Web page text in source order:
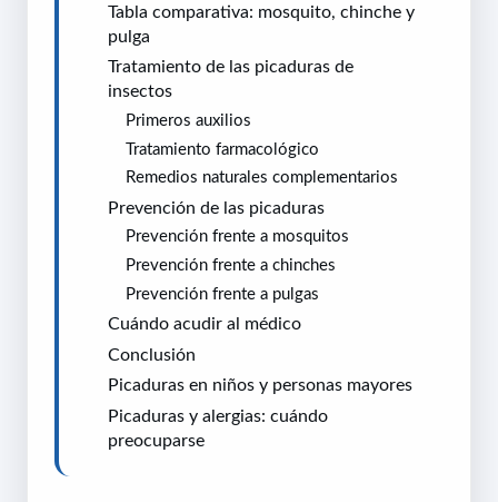
Tabla comparativa: mosquito, chinche y
pulga
Tratamiento de las picaduras de
insectos
Primeros auxilios
Tratamiento farmacológico
Remedios naturales complementarios
Prevención de las picaduras
Prevención frente a mosquitos
Prevención frente a chinches
Prevención frente a pulgas
Cuándo acudir al médico
Conclusión
Picaduras en niños y personas mayores
Picaduras y alergias: cuándo
preocuparse